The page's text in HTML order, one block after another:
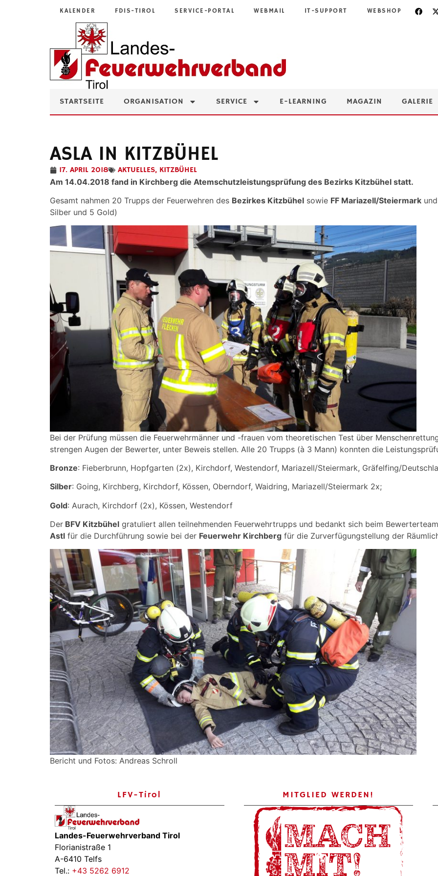
KALENDER FDIS-TIROL SERVICE-PORTAL WEBMAIL IT-SUPPORT WEBSHOP
STARTSEITE ORGANISATION SERVICE E-LEARNING MAGAZIN GALERIE
ASLA IN KITZBÜHEL
17. APRIL 2018 AKTUELLES, KITZBÜHEL
Am 14.04.2018 fand in Kirchberg die Atemschutzleistungsprüfung des Bezirks Kitzbühel statt.
Gesamt nahmen 20 Trupps der Feuerwehren des Bezirkes Kitzbühel sowie FF Mariazell/Steiermark und
Silber und 5 Gold)
Bei der Prüfung müssen die Feuerwehrmänner und -frauen vom theoretischen Test über
strengen Augen der Bewerter, unter Beweis stellen. Alle 20 Trupps (à 3 Mann) konnten die
Bronze: Fieberbrunn, Hopfgarten (2x), Kirchdorf, Westendorf, Mariazell/Steiermark, Gräfelfing/
Silber: Going, Kirchberg, Kirchdorf, Kössen, Oberndorf, Waidring, Mariazell/Steiermark 2x;
Gold: Aurach, Kirchdorf (2x), Kössen, Westendorf
Der BFV Kitzbühel gratuliert allen teilnehmenden Feuerwehrtrupps und bedankt sich beim
Astl für die Durchführung sowie bei der Feuerwehr Kirchberg für die Zurverfügungstellung der
Bericht und Fotos: Andreas Schroll
LFV-Tirol
Landes-Feuerwehrverband Tirol
Florianistraße 1
A-6410 Telfs
Tel.: +43 5262 6912
MITGLIED WERDEN!